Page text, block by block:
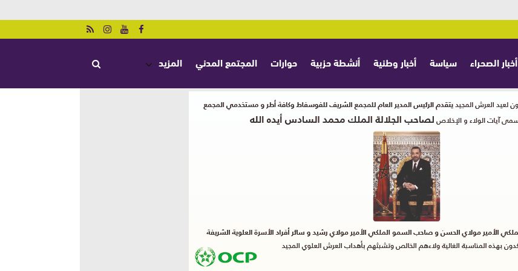
أخبار الصحراء سياسة أخبار وطنية أنشطة حزبية حوارات المجتمع المدني المزيد